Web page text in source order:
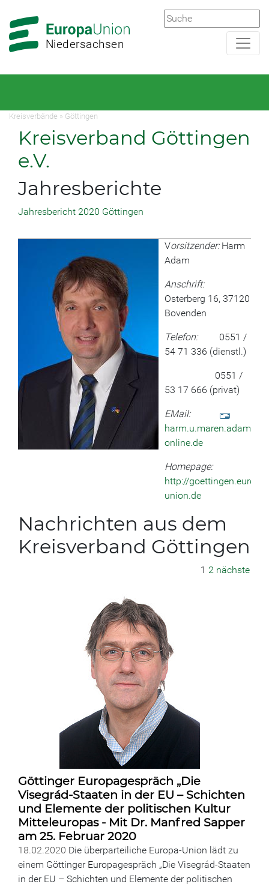
Hauptnavigation
Hauptbereich
Niedersachsen
Kreisverbände » Göttingen
Kreisverband Göttingen
e.V.
Jahresberichte
Jahresbericht 2020 Göttingen
Vorsitzender:Harm
Adam
Anschrift:
Osterberg 16, 37120
Bovenden
Telefon:0551 /
54 71 336 (dienstl.)
0551 /
53 17 666 (privat)
EMail:
online.de
Homepage:
http://goettingen.europa-
union.de
Nachrichten aus dem
Kreisverband Göttingen
1 2 nächste
Göttinger Europagespräch „Die
Visegrád-Staaten in der EU – Schichten
und Elemente der politischen Kultur
Mitteleuropas - Mit Dr. Manfred Sapper
am 25. Februar 2020
18.02.2020 Die überparteiliche Europa-Union lädt zu
einem Göttinger Europagespräch „Die Visegrád-Staaten
in der EU – Schichten und Elemente der politischen